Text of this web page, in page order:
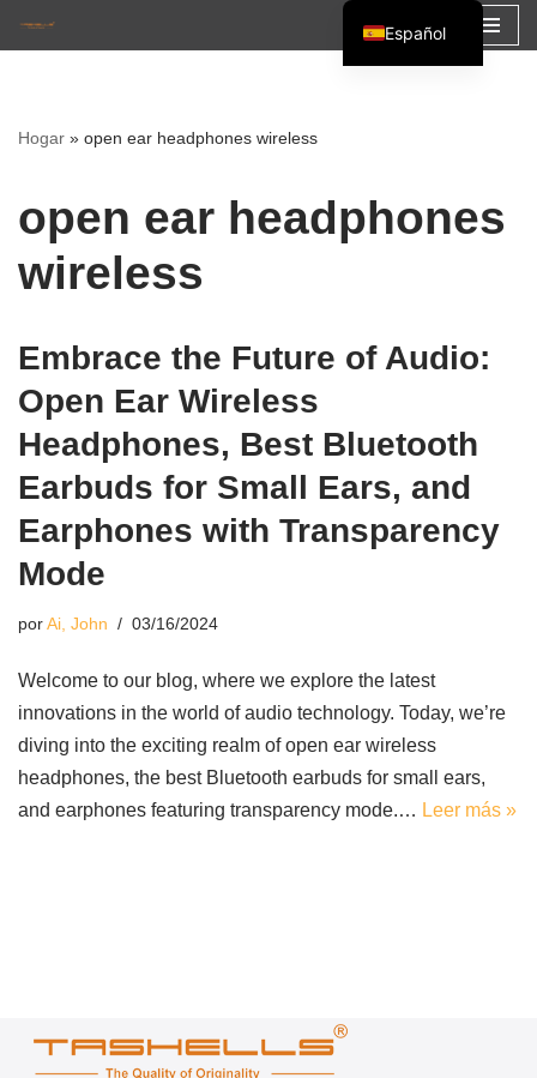
contenido
Hogar » open ear headphones wireless
open ear headphones
wireless
Embrace the Future of Audio:
Open Ear Wireless
Headphones, Best Bluetooth
Earbuds for Small Ears, and
Earphones with Transparency
Mode
porAi, John 03/16/2024
Welcome to our blog, where we explore the latest
innovations in the world of audio technology. Today, we’re
diving into the exciting realm of open ear wireless
headphones, the best Bluetooth earbuds for small ears,
and earphones featuring transparency mode.… Leer más »
Español
English